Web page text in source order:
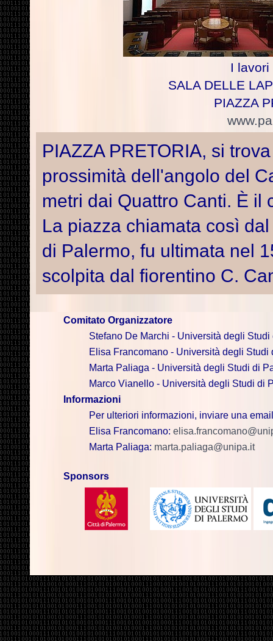
I
SALA DELLE
PIAZZA
PIAZZA PRETORIA, si
prossimità dell'angolo del
metri dai Quattro Canti. È il
La piazza chiamata così
di Palermo, fu ultimata nel
scolpita dal fiorentino C.
Comitato Organizzatore
Stefano De Marchi - Università degli Studi
Elisa Francomano - Università degli Studi
Marta Paliaga - Università degli Studi di
Marco Vianello - Università degli Studi di
Informazioni
Per ulteriori informazioni, inviare una
Elisa Francomano:
Marta Paliaga: marta.paliaga@unipa.it
Sponsors